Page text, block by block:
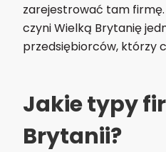
zarejestrować tam firmę.
czyni Wielką Brytanię
przedsiębiorców, którzy
Jakie typy
Brytanii?